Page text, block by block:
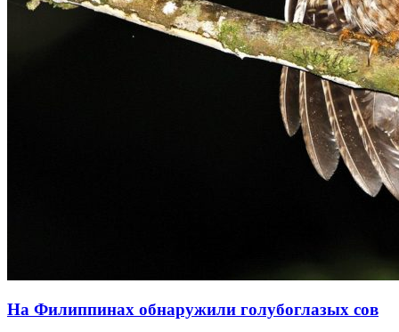
На Филиппинах обнаружили голубоглазых сов